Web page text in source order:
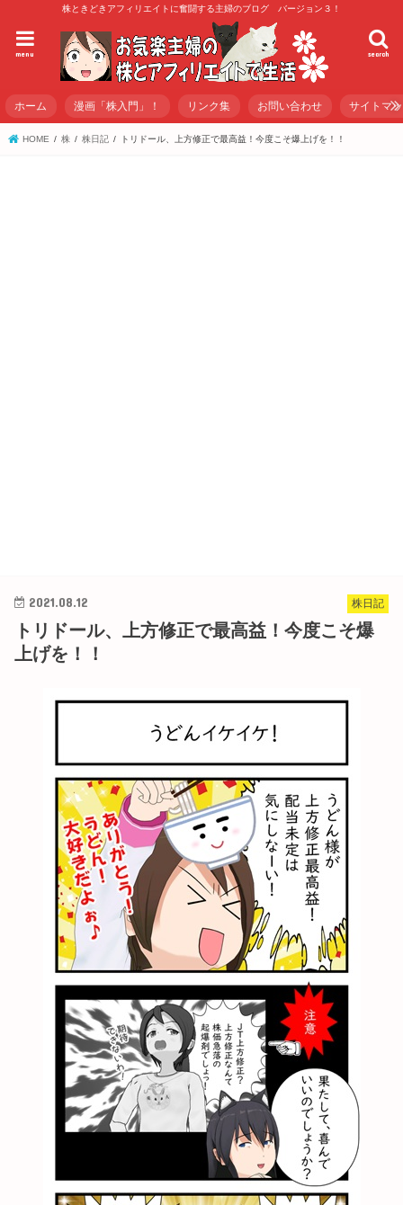
株ときどきアフィリエイトに奮闘する主婦のブログ バージョン３！
search
menu
ホーム 漫画「株入門」！ リンク集 お問い合わせ サイトマ
HOME 株 株日記 トリドール、上方修正で最高益！今度こそ爆上げを！！
株日記
2021.08.12
トリドール、上方修正で最高益！今度こそ爆
上げを！！